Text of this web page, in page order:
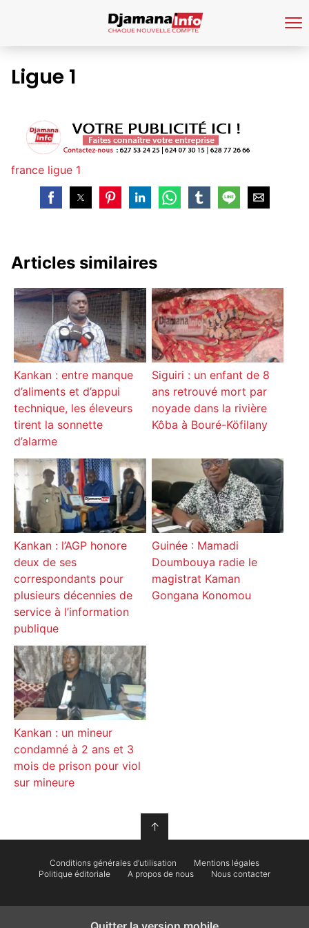
Ligue 1
france ligue 1
Articles similaires
Kankan : entre manque
d’aliments et d’appui
technique, les éleveurs
tirent la sonnette
d’alarme
Siguiri : un enfant de 8
ans retrouvé mort par
noyade dans la rivière
Kôba à Bouré-Köfilany
Kankan : l’AGP honore
deux de ses
correspondants pour
plusieurs décennies de
service à l’information
publique
Guinée : Mamadi
Doumbouya radie le
magistrat Kaman
Gongana Konomou
Kankan : un mineur
condamné à 2 ans et 3
mois de prison pour viol
sur mineure
↑
Conditions générales d’utilisation
Mentions légales
Politique éditoriale
A propos de nous Nous contacter